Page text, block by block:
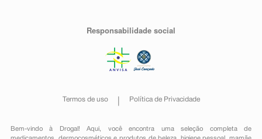
Responsabilidade social
Termos de uso Política de Privacidade
Bem-vindo à Drogal! Aqui, você encontra uma seleção completa de